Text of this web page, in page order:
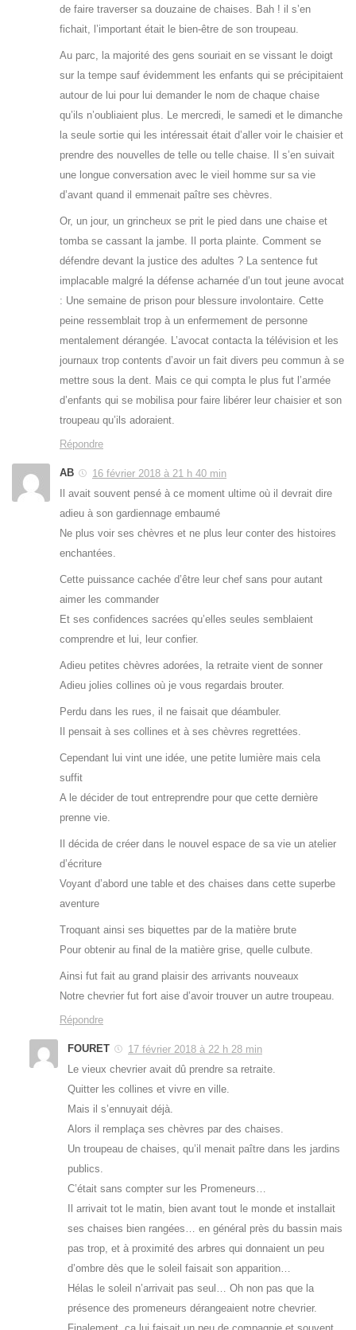
de faire traverser sa douzaine de chaises. Bah ! il s’en
fichait, l’important était le bien-être de son troupeau.
Au parc, la majorité des gens souriait en se vissant le doigt
sur la tempe sauf évidemment les enfants qui se précipitaient
autour de lui pour lui demander le nom de chaque chaise
qu’ils n’oubliaient plus. Le mercredi, le samedi et le dimanche
la seule sortie qui les intéressait était d’aller voir le chaisier et
prendre des nouvelles de telle ou telle chaise. Il s’en suivait
une longue conversation avec le vieil homme sur sa vie
d’avant quand il emmenait paître ses chèvres.
Or, un jour, un grincheux se prit le pied dans une chaise et
tomba se cassant la jambe. Il porta plainte. Comment se
défendre devant la justice des adultes ? La sentence fut
implacable malgré la défense acharnée d’un tout jeune avocat
: Une semaine de prison pour blessure involontaire. Cette
peine ressemblait trop à un enfermement de personne
mentalement dérangée. L’avocat contacta la télévision et les
journaux trop contents d’avoir un fait divers peu commun à se
mettre sous la dent. Mais ce qui compta le plus fut l’armée
d’enfants qui se mobilisa pour faire libérer leur chaisier et son
troupeau qu’ils adoraient.
Répondre
AB
16 février 2018 à 21 h 40 min
Il avait souvent pensé à ce moment ultime où il devrait dire
adieu à son gardiennage embaumé
Ne plus voir ses chèvres et ne plus leur conter des histoires
enchantées.
Cette puissance cachée d’être leur chef sans pour autant
aimer les commander
Et ses confidences sacrées qu’elles seules semblaient
comprendre et lui, leur confier.
Adieu petites chèvres adorées, la retraite vient de sonner
Adieu jolies collines où je vous regardais brouter.
Perdu dans les rues, il ne faisait que déambuler.
Il pensait à ses collines et à ses chèvres regrettées.
Cependant lui vint une idée, une petite lumière mais cela
suffit
A le décider de tout entreprendre pour que cette dernière
prenne vie.
Il décida de créer dans le nouvel espace de sa vie un atelier
d’écriture
Voyant d’abord une table et des chaises dans cette superbe
aventure
Troquant ainsi ses biquettes par de la matière brute
Pour obtenir au final de la matière grise, quelle culbute.
Ainsi fut fait au grand plaisir des arrivants nouveaux
Notre chevrier fut fort aise d’avoir trouver un autre troupeau.
Répondre
FOURET
17 février 2018 à 22 h 28 min
Le vieux chevrier avait dû prendre sa retraite.
Quitter les collines et vivre en ville.
Mais il s’ennuyait déjà.
Alors il remplaça ses chèvres par des chaises.
Un troupeau de chaises, qu’il menait paître dans les jardins
publics.
C’était sans compter sur les Promeneurs…
Il arrivait tot le matin, bien avant tout le monde et installait
ses chaises bien rangées… en général près du bassin mais
pas trop, et à proximité des arbres qui donnaient un peu
d’ombre dès que le soleil faisait son apparition…
Hélas le soleil n’arrivait pas seul… Oh non pas que la
présence des promeneurs dérangeaient notre chevrier.